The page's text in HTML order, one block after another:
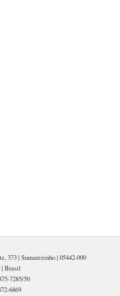
373 | Sumarezinho | 05442-000
| Brasil
7285/50
6869